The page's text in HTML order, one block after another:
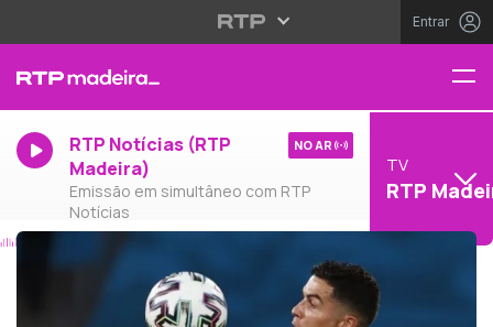
Entrar
RTP Notícias (RTP
Madeira)
Emissão em simultâneo com RTP
Notícias
NO AR
TV
RTP